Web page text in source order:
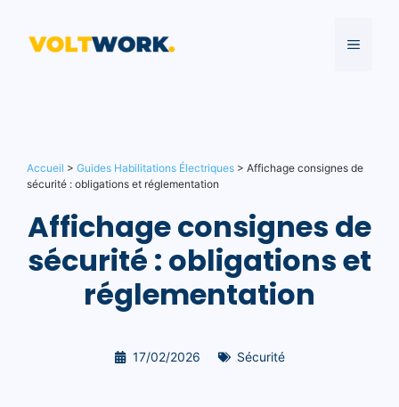
contenu
MENU
Accueil > Guides Habilitations Électriques > Affichage consignes de
sécurité : obligations et réglementation
Affichage consignes de
sécurité : obligations et
réglementation
17/02/2026 Sécurité